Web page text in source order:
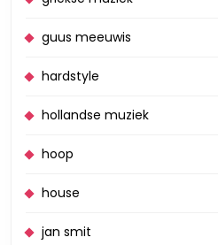
guus meeuwis
hardstyle
hollandse muziek
hoop
house
jan smit